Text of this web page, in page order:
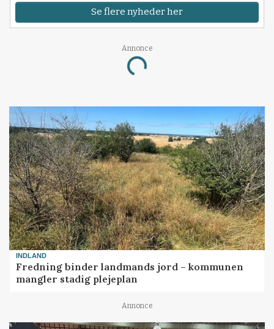
Se flere nyheder her
Annonce
Loading...
INDLAND
Fredning binder landmands jord – kommunen
mangler stadig plejeplan
Annonce